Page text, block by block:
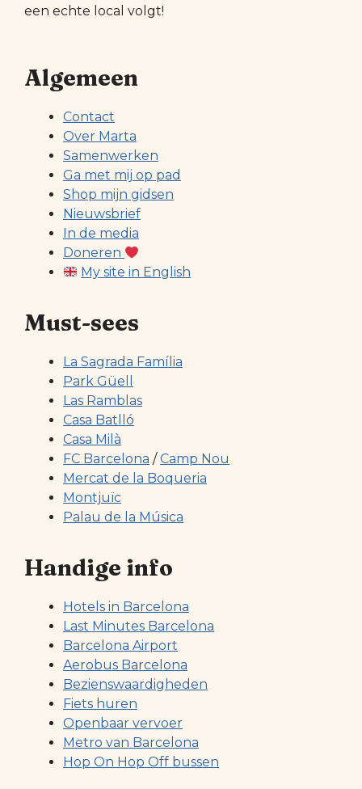
een echte local volgt!
Algemeen
Contact
Over Marta
Samenwerken
Ga met mij op pad
Shop mijn gidsen
Nieuwsbrief
In de media
Doneren
My site in English
Must-sees
La Sagrada Família
Park Güell
Las Ramblas
Casa Batlló
Casa Milà
FC Barcelona /Camp Nou
Mercat de la Boqueria
Montjuïc
Palau de la Música
Handige info
Hotels in Barcelona
Last Minutes Barcelona
Barcelona Airport
Aerobus Barcelona
Bezienswaardigheden
Fiets huren
Openbaar vervoer
Metro van Barcelona
Hop On Hop Off bussen